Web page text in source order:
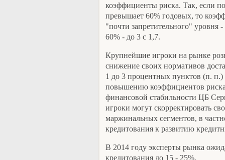
коэффициенты риска. Так, если
превышает 60% годовых, то
"почти запретительного" уровня
60% - до 3 с 1,7.
Крупнейшие игроки на рынке
снижение своих нормативов
1 до 3 процентных пунктов (п.
повышению коэффициентов
финансовой стабильности ЦБ
игроки могут скорректировать
маржинальных сегментов, в
кредитования к развитию
В 2014 году эксперты рынка
кредитования до 15 - 25%.